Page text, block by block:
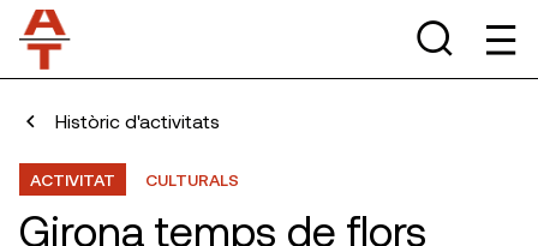
Històric d'activitats
ACTIVITAT CULTURALS
Girona temps de flors